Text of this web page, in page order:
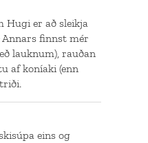
Hugi er að sleikja
Annars finnst mér
lauknum), rauðan
af koníaki (enn
eins og